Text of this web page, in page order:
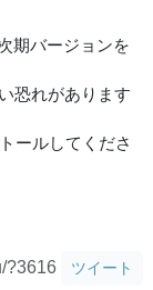
期バージョンを
恐れがあります
ールしてくださ
?3616 ツイート